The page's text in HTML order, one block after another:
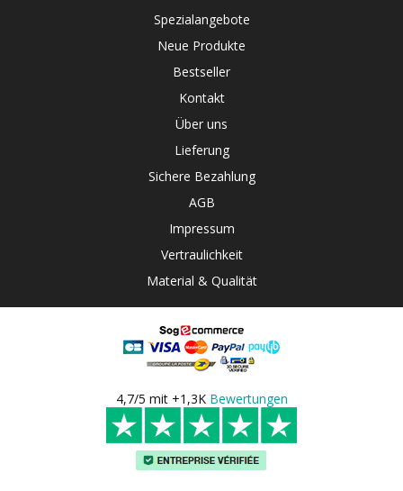
Spezialangebote
Neue Produkte
Bestseller
Kontakt
Über uns
Lieferung
Sichere Bezahlung
AGB
Impressum
Vertraulichkeit
Material & Qualität
4,7/5 mit +1,3K Bewertungen